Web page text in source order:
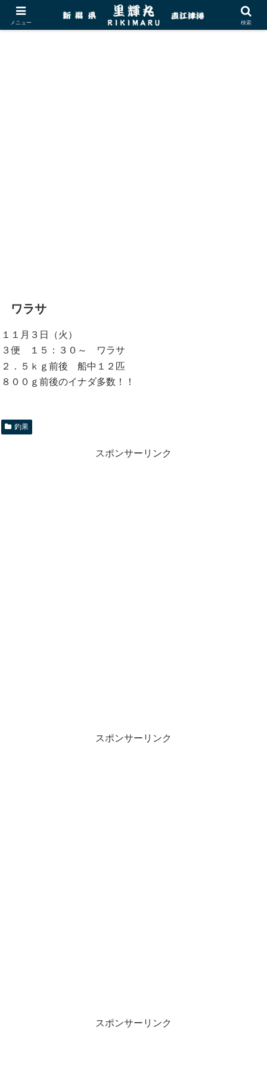
ワラサ
１１月３日（火）
３便 １５：３０～ ワラサ
２．５ｋｇ前後 船中１２匹
８００ｇ前後のイナダ多数！！
釣果
スポンサーリンク
スポンサーリンク
スポンサーリンク
メニュー 検索